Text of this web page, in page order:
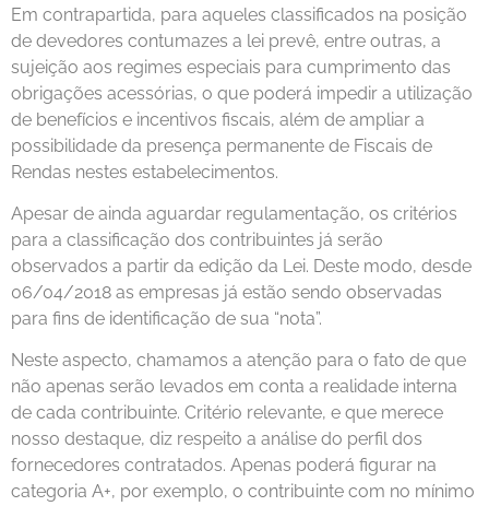
Em contrapartida, para aqueles classificados na posição
de devedores contumazes a lei prevê, entre outras, a
sujeição aos regimes especiais para cumprimento das
obrigações acessórias, o que poderá impedir a utilização
de benefícios e incentivos fiscais, além de ampliar a
possibilidade da presença permanente de Fiscais de
Rendas nestes estabelecimentos.
Apesar de ainda aguardar regulamentação, os critérios
para a classificação dos contribuintes já serão
observados a partir da edição da Lei. Deste modo, desde
06/04/2018 as empresas já estão sendo observadas
para fins de identificação de sua “nota”.
Neste aspecto, chamamos a atenção para o fato de que
não apenas serão levados em conta a realidade interna
de cada contribuinte. Critério relevante, e que merece
nosso destaque, diz respeito a análise do perfil dos
fornecedores contratados. Apenas poderá figurar na
categoria A+, por exemplo, o contribuinte com no mínimo